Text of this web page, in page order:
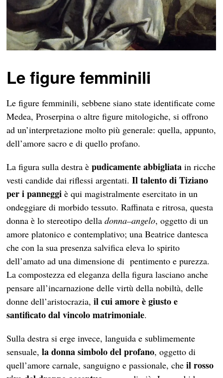
Le figure femminili
Le figure femminili, sebbene siano state identificate come
Medea, Proserpina o altre figure mitologiche, si offrono
ad un’interpretazione molto più generale: quella, appunto,
dell’amore sacro e di quello profano.
La figura sulla destra èpudicamente abbigliatain ricche
vesti candide dai riflessi argentati.Il talento di Tiziano
per i panneggiè qui magistralmente esercitato in un
ondeggiare di morbido tessuto. Raffinata e ritrosa, questa
donna è lo stereotipo delladonna–angelo, oggetto di un
amore platonico e contemplativo; una Beatrice dantesca
che con la sua presenza salvifica eleva lo spirito
dell’amato ad una dimensione di pentimento e purezza.
La compostezza ed eleganza della figura lasciano anche
pensare all’incarnazione delle virtù della nobiltà, delle
donne dell’aristocrazia,il cui amore è giusto e
santificato dal vincolo matrimoniale.
Sulla destra si erge invece, languida e sublimemente
sensuale,la donna simbolo del profano, oggetto di
quell’amore carnale, sanguigno e passionale, che il rosso